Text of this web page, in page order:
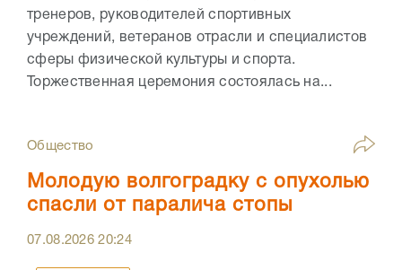
тренеров, руководителей спортивных
учреждений, ветеранов отрасли и специалистов
сферы физической культуры и спорта.
Торжественная церемония состоялась на...
Общество
Молодую волгоградку с опухолью
спасли от паралича стопы
07.08.202620:24